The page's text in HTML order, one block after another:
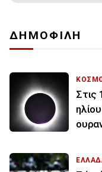
ΔΗΜΟΦΙΛΗ
Στις